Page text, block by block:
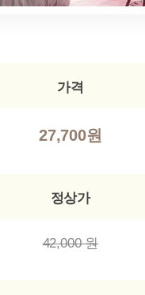
가격
27,700원
정상가
42,000 원